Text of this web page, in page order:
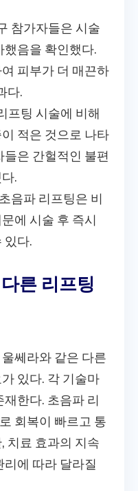
참가자들은 시술
했음을 확인했다.
피부가 더 매끈하
다.
프팅 시술에 비해
적은 것으로 나타
들은 간헐적인 불편
.
초음파 리프팅은 비
에 시술 후 즉시
있다.
른 리프팅
쎄라와 같은 다른
있다. 각 기술마
한다. 초음파 리
회복이 빠르고 통
치료 효과의 지속
에 따라 달라질